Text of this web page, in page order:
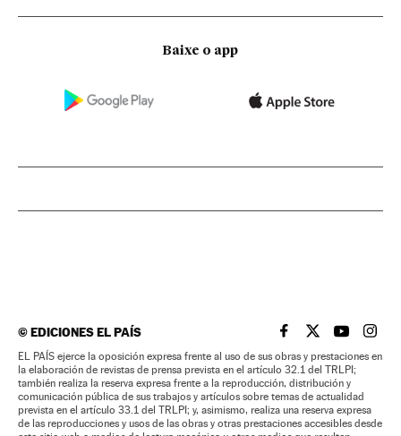
Baixe o app
©EDICIONES EL PAÍS EL PAÍS BRASIL EN
EL PAÍSEL PAÍS
EL
EL PAÍS ejerce la oposición expresa frente al uso de sus obras y prestaciones en
la elaboración de revistas de prensa prevista en el artículo 32.1 del TRLPI;
también realiza la reserva expresa frente a la reproducción, distribución y
comunicación pública de sus trabajos y artículos sobre temas de actualidad
prevista en el artículo 33.1 del TRLPI; y, asimismo, realiza una reserva expresa
de las reproducciones y usos de las obras y otras prestaciones accesibles desde